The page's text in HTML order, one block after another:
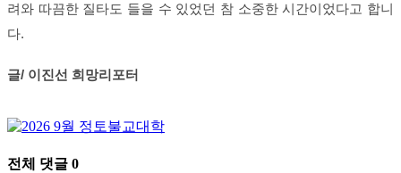
려와 따끔한 질타도 들을 수 있었던 참 소중한 시간이었다고 합니
다.
글/ 이진선 희망리포터
전체 댓글 0